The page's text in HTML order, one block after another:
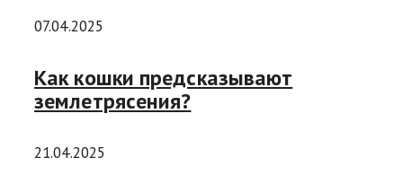
07.04.2025
Как кошки предсказывают
землетрясения?
21.04.2025